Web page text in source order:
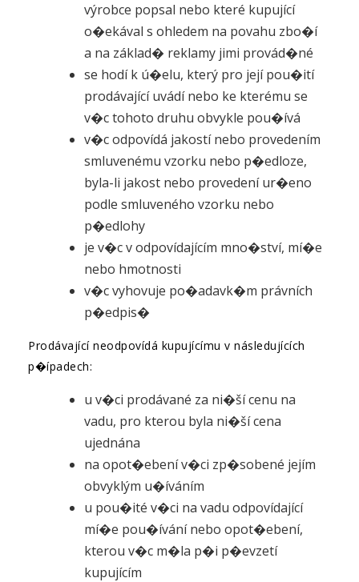
výrobce popsal nebo které kupující
o�ekával s ohledem na povahu zbo�í
a na základ� reklamy jimi provád�né
se hodí k ú�elu, který pro její pou�ití
prodávající uvádí nebo ke kterému se
v�c tohoto druhu obvykle pou�ívá
v�c odpovídá jakostí nebo provedením
smluvenému vzorku nebo p�edloze,
byla-li jakost nebo provedení ur�eno
podle smluveného vzorku nebo
p�edlohy
je v�c v odpovídajícím mno�ství, mí�e
nebo hmotnosti
v�c vyhovuje po�adavk�m právních
p�edpis�
Prodávající neodpovídá kupujícímu v následujících
p�ípadech:
u v�ci prodávané za ni�ší cenu na
vadu, pro kterou byla ni�ší cena
ujednána
na opot�ebení v�ci zp�sobené jejím
obvyklým u�íváním
u pou�ité v�ci na vadu odpovídající
mí�e pou�ívání nebo opot�ebení,
kterou v�c m�la p�i p�evzetí
kupujícím